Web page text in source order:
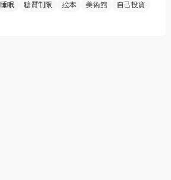
睡眠 糖質制限 絵本 美術館
自己投資